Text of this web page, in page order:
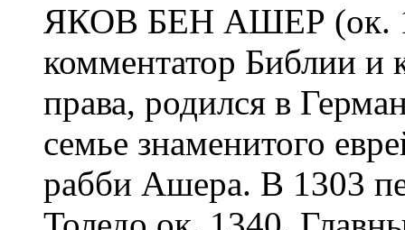
ЯКОВ БЕН АШЕР (ок.
комментатор Библии и
права, родился в
семье знаменитого
рабби Ашера. В 1303